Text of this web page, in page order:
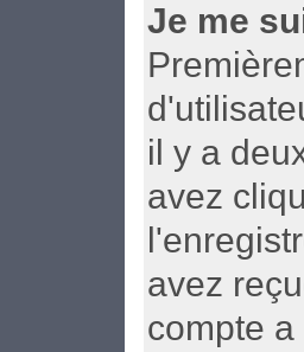
Je me
il y a
avez
avez
compte